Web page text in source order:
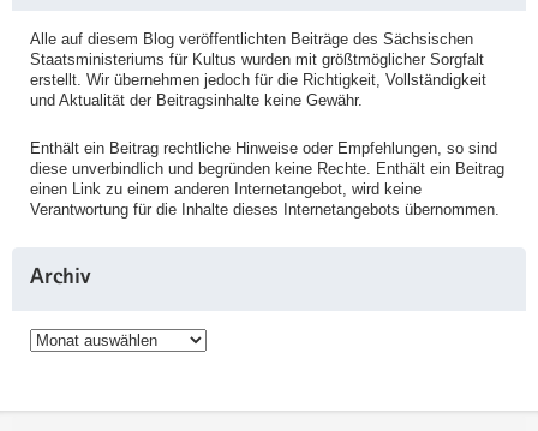
Alle auf diesem Blog veröffentlichten Beiträge des Sächsischen
Staatsministeriums für Kultus wurden mit größtmöglicher Sorgfalt
erstellt. Wir übernehmen jedoch für die Richtigkeit, Vollständigkeit
und Aktualität der Beitragsinhalte keine Gewähr.
Enthält ein Beitrag rechtliche Hinweise oder Empfehlungen, so sind
diese unverbindlich und begründen keine Rechte. Enthält ein Beitrag
einen Link zu einem anderen Internetangebot, wird keine
Verantwortung für die Inhalte dieses Internetangebots übernommen.
Archiv
Archiv